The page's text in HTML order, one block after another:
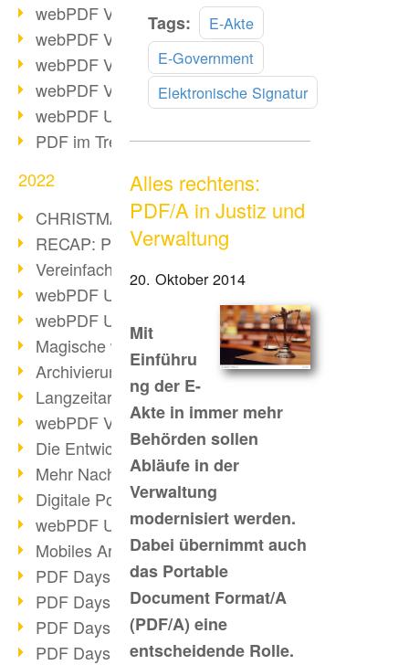
webPDF Video-Session 3
webPDF Video-Session 2
webPDF Video-Session 1
webPDF Video-Session Termine
webPDF Update 9.0.0.2843
PDF im Trend
2022
CHRISTMAS 2022 loading
RECAP: PDF Days Europe 2022
Vereinfachung Personalprozesse
webPDF Update 8.0.0.2727
webPDF Update 9.0.0.2732
Magische webPDF Version 9
Archivierung: Aufbewahrungsfristen
Langzeitarchivierung mit PDF/A
webPDF Video - Behind the Scenes
Die Entwicklung von PDF/X
Mehr Nachhaltigkeit durch PDF
Digitale Post als PDF/A
webPDF Update 8.0.0.2531
Mobiles Arbeiten mit PDF
PDF Days 2022 Themenblock 3
PDF Days 2022 Themenblock 2
PDF Days 2022 Themenblock 1
PDF Days Europe 2022
Tags:
E-Akte
E-Government
Elektronische Signatur
Alles rechtens:
PDF/A in Justiz und
Verwaltung
20. Oktober 2014
Mit
Einführu
ng der E-
Akte in immer mehr
Behörden sollen
Abläufe in der
Verwaltung
modernisiert werden.
Dabei übernimmt auch
das Portable
Document Format/A
(PDF/A) eine
entscheidende Rolle.